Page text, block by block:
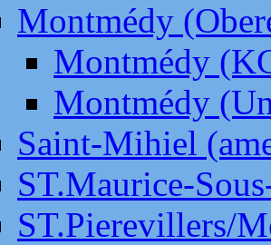
Montmédy
Montmédy
Montmédy
Saint-Mihiel
ST.Maurice-
ST.Pierevillers/